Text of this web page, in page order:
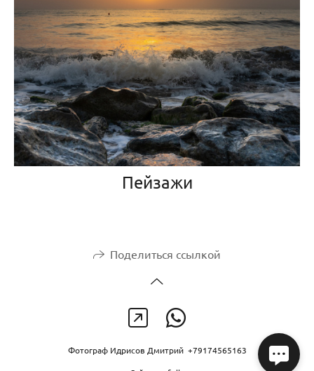
Пейзажи
Поделиться ссылкой
Фотограф Идрисов Дмитрий +79174565163